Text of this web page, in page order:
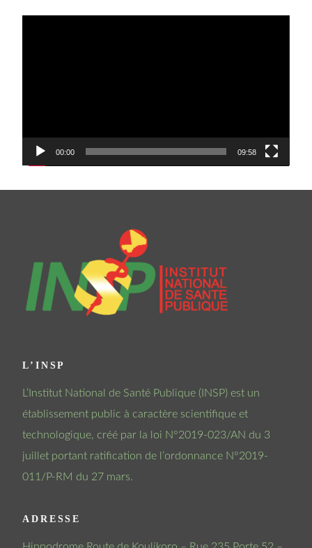
00:00 09:58
L’INSP
L’Institut National de Santé Publique (INSP) est un
établissement public à caractère scientifique et
technologique, créé par la loi N°2019-023/AN du 3
juillet portant ratification de l’ordonnance N°2019-
011/P-RM du 27 mars.
ADRESSE